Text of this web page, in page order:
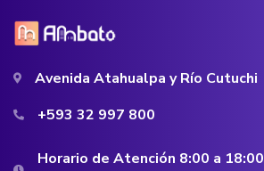
Avenida Atahualpa y Río Cutuchi
+593 32 997 800
Horario de Atención 8:00 a 18:00